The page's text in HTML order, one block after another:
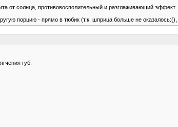
от солнца, противовосполительный и разглаживающий
порцию - прямо в тюбик (т.к. шприца больше не оказалось:(),
губ.